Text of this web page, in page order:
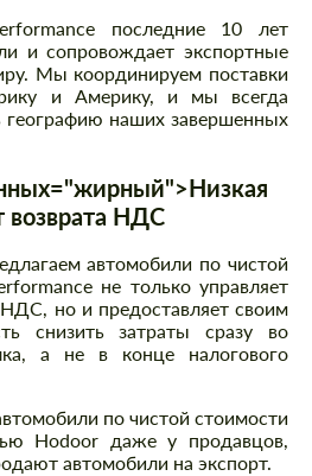
последние 10 лет
и сопровождает экспортные
Мы координируем поставки
и Америку, и мы всегда
географию наших завершенных
возврата НДС
автомобили по чистой
не только управляет
но и предоставляет своим
снизить затраты сразу во
а не в конце налогового
по чистой стоимости
Hodoor даже у продавцов,
автомобили на экспорт.